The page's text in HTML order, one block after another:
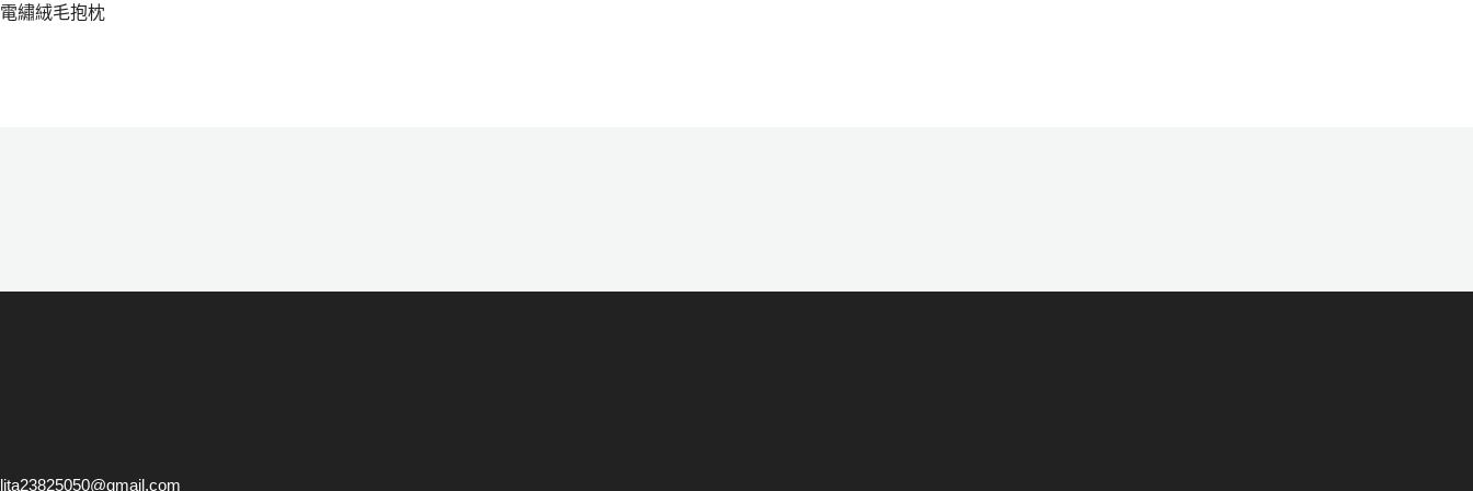
hot
電繡絨毛抱枕
lita23825050@gmail.com